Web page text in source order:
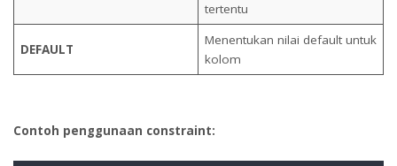
tertentu
DEFAULT
Menentukan nilai default untuk
kolom
Contoh penggunaan constraint: